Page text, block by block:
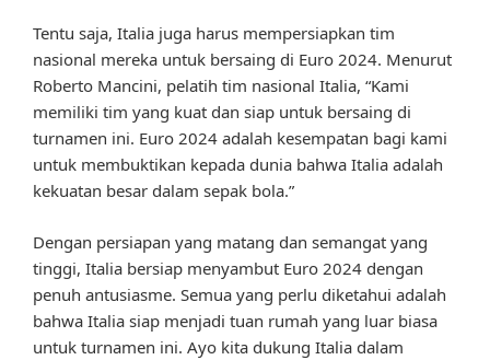
Tentu saja, Italia juga harus mempersiapkan tim
nasional mereka untuk bersaing di Euro 2024. Menurut
Roberto Mancini, pelatih tim nasional Italia, “Kami
memiliki tim yang kuat dan siap untuk bersaing di
turnamen ini. Euro 2024 adalah kesempatan bagi kami
untuk membuktikan kepada dunia bahwa Italia adalah
kekuatan besar dalam sepak bola.”
Dengan persiapan yang matang dan semangat yang
tinggi, Italia bersiap menyambut Euro 2024 dengan
penuh antusiasme. Semua yang perlu diketahui adalah
bahwa Italia siap menjadi tuan rumah yang luar biasa
untuk turnamen ini. Ayo kita dukung Italia dalam